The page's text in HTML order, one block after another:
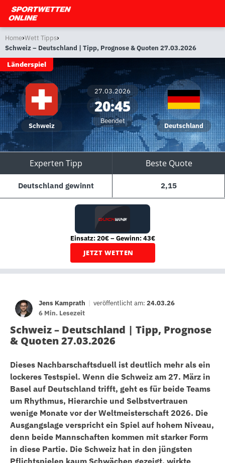
Home›Wett Tipps›
Schweiz – Deutschland | Tipp, Prognose & Quoten 27.03.2026
Länderspiel
Schweiz
27.03.2026
20:45
Beendet
Deutschland
Experten Tipp Beste Quote
Deutschland gewinnt 2,15
Einsatz: 20€ – Gewinn: 43€
JETZT WETTEN
Jens Kamprath | veröffentlicht am: 24.03.26
6 Min. Lesezeit
Schweiz – Deutschland | Tipp, Prognose
& Quoten 27.03.2026
Dieses Nachbarschaftsduell ist deutlich mehr als ein
lockeres Testspiel. Wenn die Schweiz am 27. März in
Basel auf Deutschland trifft, geht es für beide Teams
um Rhythmus, Hierarchie und Selbstvertrauen
wenige Monate vor der Weltmeisterschaft 2026. Die
Ausgangslage verspricht ein Spiel auf hohem Niveau,
denn beide Mannschaften kommen mit starker Form
in diese Partie. Die Schweiz hat in den jüngsten